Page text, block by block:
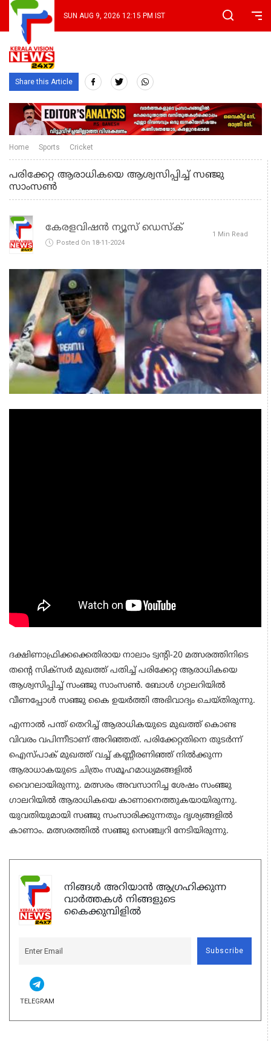
SUN AUG 9, 2026 12:15 PM IST
Share this Article
Home Sports Cricket
പരിക്കേറ്റ ആരാധികയെ ആശ്വസിപ്പിച്ച് സഞ്ജു
സാംസണ്‍
കേരളവിഷൻ ന്യൂസ് ഡെസ്‌ക്
Posted On 18-11-2024
1 Min Read
ദക്ഷിണാഫ്രിക്കക്കെതിരായ നാലാം ട്വന്റി-20 മത്സരത്തിനിടെ
തന്റെ സിക്‌സര്‍ മുഖത്ത് പതിച്ച് പരിക്കേറ്റ ആരാധികയെ
ആശ്വസിപ്പിച്ച് സംഞ്ജു സാംസണ്‍. ബോള്‍ ഗ്യാലറിയില്‍
വീണപ്പോള്‍ സഞ്ജു കൈ ഉയര്‍ത്തി അഭിവാദ്യം ചെയ്തിരുന്നു.
എന്നാല്‍ പന്ത് തെറിച്ച് ആരാധികയുടെ മുഖത്ത് കൊണ്ട
വിവരം വപിന്നീടാണ് അറിഞ്ഞത്. പരിക്കേറ്റതിനെ തുടര്‍ന്ന്
ഐസ്പാക് മുഖത്ത് വച്ച് കണ്ണീരണിഞ്ഞ് നില്‍ക്കുന്ന
ആരാധാകയുടെ ചിത്രം സമൂഹമാധ്യമങ്ങളില്‍
വൈറലായിരുന്നു. മത്സരം അവസാനിച്ച ശേഷം സംഞ്ജു
ഗാലറിയില്‍ ആരാധികയെ കാണാനെത്തുകയായിരുന്നു.
യുവതിയുമായി സഞ്ജു സംസാരിക്കുന്നതും ദൃശ്യങ്ങളില്‍
കാണാം. മത്സരത്തില്‍ സഞ്ജു സെഞ്ച്വറി നേടിയിരുന്നു.
നിങ്ങൾ അറിയാൻ ആഗ്രഹിക്കുന്ന
വാർത്തകൾ നിങ്ങളുടെ
കൈക്കുമ്പിളിൽ
Subscribe
TELEGRAM